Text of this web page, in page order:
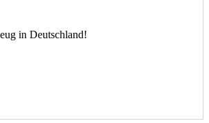
in Deutschland!